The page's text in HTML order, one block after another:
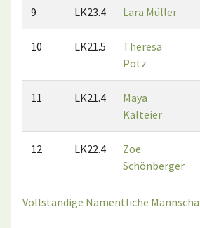
9 LK23.4 Lara Müller
10 LK21.5
Theresa
Pötz
11 LK21.4
Maya
Kalteier
12 LK22.4
Zoe
Schönberger
Vollständige Namentliche